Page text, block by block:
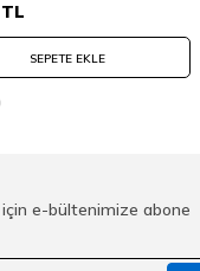
SEPETE EKLE
e-bültenimize abone